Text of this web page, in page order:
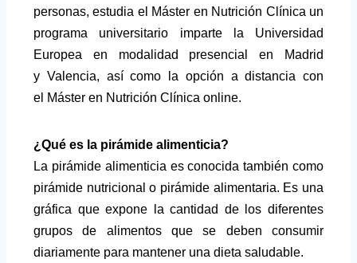
personas, estudia el Máster en Nutrición Clínica un
programa universitario imparte la Universidad
Europea en modalidad presencial en Madrid
y Valencia, así como la opción a distancia con
el Máster en Nutrición Clínica online.
¿Qué es la pirámide alimenticia?
La pirámide alimenticia es conocida también como
pirámide nutricional o pirámide alimentaria. Es una
gráfica que expone la cantidad de los diferentes
grupos de alimentos que se deben consumir
diariamente para mantener una dieta saludable.